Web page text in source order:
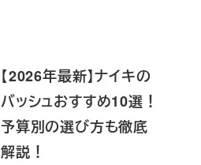
【2026年最新】ナイキの
バッシュおすすめ10選！
予算別の選び方も徹底
解説！